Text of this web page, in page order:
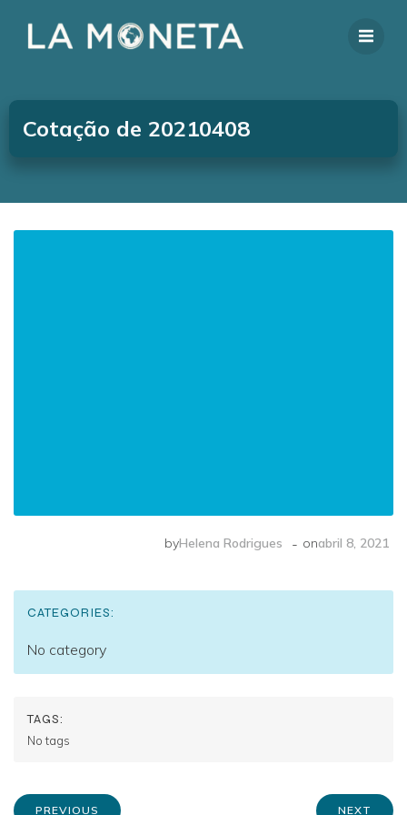
Cotação de 20210408
byHelena Rodrigues - onabril 8, 2021
CATEGORIES:
No category
TAGS:
No tags
PREVIOUS NEXT